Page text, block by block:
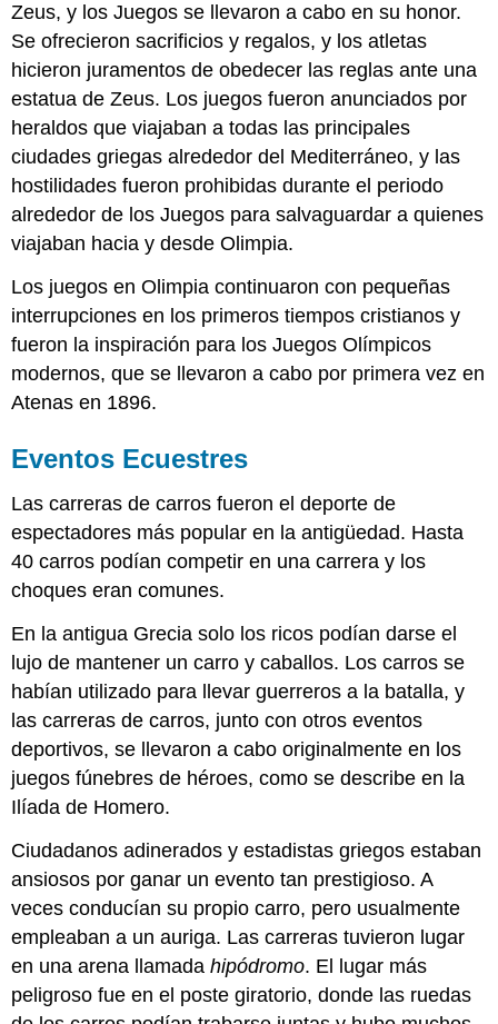
Zeus, y los Juegos se llevaron a cabo en su honor.
Se ofrecieron sacrificios y regalos, y los atletas
hicieron juramentos de obedecer las reglas ante una
estatua de Zeus. Los juegos fueron anunciados por
heraldos que viajaban a todas las principales
ciudades griegas alrededor del Mediterráneo, y las
hostilidades fueron prohibidas durante el periodo
alrededor de los Juegos para salvaguardar a quienes
viajaban hacia y desde Olimpia.
Los juegos en Olimpia continuaron con pequeñas
interrupciones en los primeros tiempos cristianos y
fueron la inspiración para los Juegos Olímpicos
modernos, que se llevaron a cabo por primera vez en
Atenas en 1896.
Eventos Ecuestres
Las carreras de carros fueron el deporte de
espectadores más popular en la antigüedad. Hasta
40 carros podían competir en una carrera y los
choques eran comunes.
En la antigua Grecia solo los ricos podían darse el
lujo de mantener un carro y caballos. Los carros se
habían utilizado para llevar guerreros a la batalla, y
las carreras de carros, junto con otros eventos
deportivos, se llevaron a cabo originalmente en los
juegos fúnebres de héroes, como se describe en la
Ilíada de Homero.
Ciudadanos adinerados y estadistas griegos estaban
ansiosos por ganar un evento tan prestigioso. A
veces conducían su propio carro, pero usualmente
empleaban a un auriga. Las carreras tuvieron lugar
en una arena llamadahipódromo. El lugar más
peligroso fue en el poste giratorio, donde las ruedas